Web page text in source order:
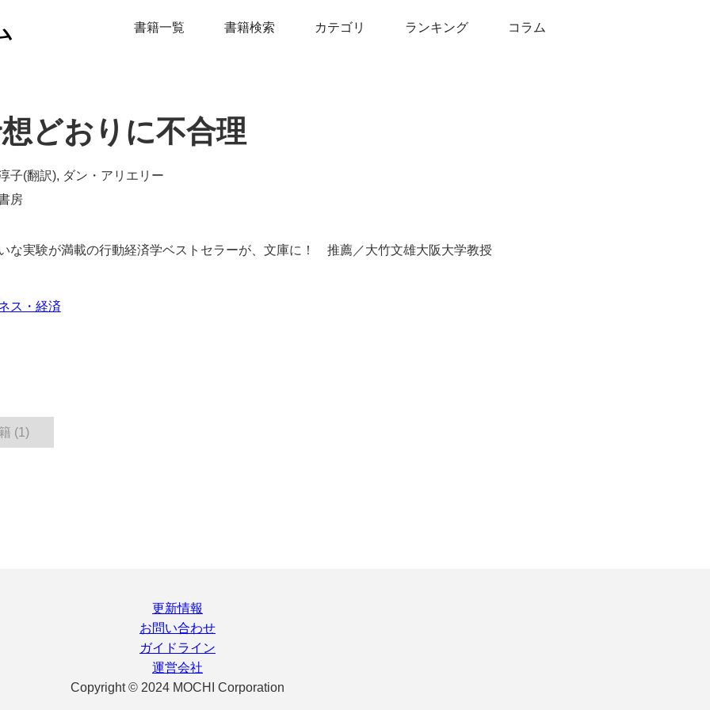
書籍一覧 書籍検索 カテゴリ ランキング コラム
どおりに不合理
子(翻訳), ダン・アリエリー
房
な実験が満載の行動経済学ベストセラーが、文庫に！ 推薦／大竹文雄大阪大学教授
ス・経済
(1)
更新情報
お問い合わせ
ガイドライン
運営会社
Copyright © 2024 MOCHI Corporation